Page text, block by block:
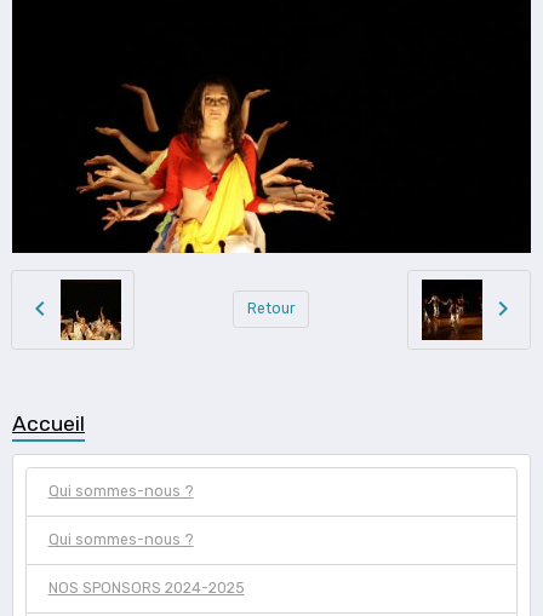
Retour
Accueil
Qui sommes-nous ?
Qui sommes-nous ?
NOS SPONSORS 2024-2025